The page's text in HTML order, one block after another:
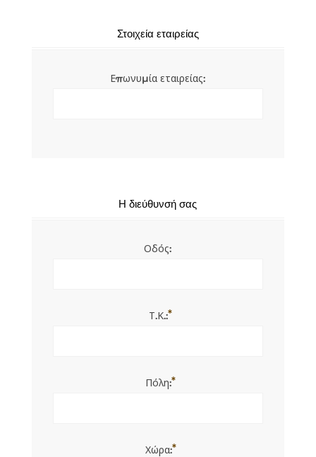
Στοιχεία εταιρείας
Επωνυμία εταιρείας:
Η διεύθυνσή σας
Οδός:
Τ.Κ.:*
Πόλη:*
Χώρα:*